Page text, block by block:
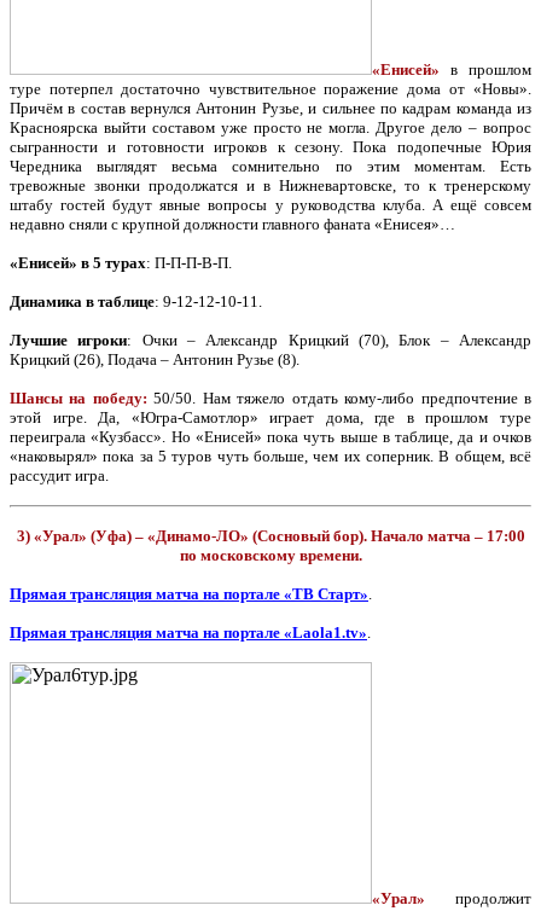
«Енисей» в прошлом
туре потерпел достаточно чувствительное поражение дома от «Новы».
Причём в состав вернулся Антонин Рузье, и сильнее по кадрам команда из
Красноярска выйти составом уже просто не могла. Другое дело – вопрос
сыгранности и готовности игроков к сезону. Пока подопечные Юрия
Чередника выглядят весьма сомнительно по этим моментам. Есть
тревожные звонки продолжатся и в Нижневартовске, то к тренерскому
штабу гостей будут явные вопросы у руководства клуба. А ещё совсем
недавно сняли с крупной должности главного фаната «Енисея»…
«Енисей» в 5 турах: П-П-П-В-П.
Динамика в таблице: 9-12-12-10-11.
Лучшие игроки: Очки – Александр Крицкий (70), Блок – Александр
Крицкий (26), Подача – Антонин Рузье (8).
Шансы на победу: 50/50. Нам тяжело отдать кому-либо предпочтение в
этой игре. Да, «Югра-Самотлор» играет дома, где в прошлом туре
переиграла «Кузбасс». Но «Енисей» пока чуть выше в таблице, да и очков
«наковырял» пока за 5 туров чуть больше, чем их соперник. В общем, всё
рассудит игра.
3) «Урал» (Уфа) – «Динамо-ЛО» (Сосновый бор). Начало матча – 17:00
по московскому времени.
Прямая трансляция матча на портале «ТВ Старт».
Прямая трансляция матча на портале «Laola1.tv».
«Урал» продолжит